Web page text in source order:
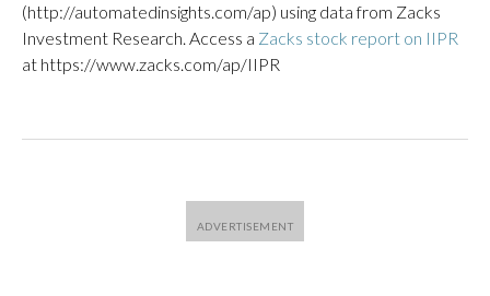
(http://automatedinsights.com/ap) using data from Zacks
Investment Research. Access a Zacks stock report on IIPR
at https://www.zacks.com/ap/IIPR